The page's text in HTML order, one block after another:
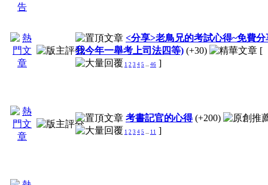
<分享>老鳥兄的考試心得~免費分
我今年一舉考上司法四等) (+30) [
1 2 3 4 5 ... 46 ]
考書記官的心得 (+200)
1 2 3 4 5 ... 11 ]